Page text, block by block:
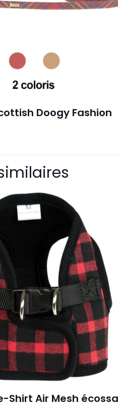
Doogy Fashion
Shirt Air Mesh